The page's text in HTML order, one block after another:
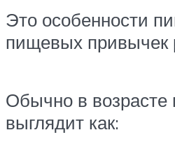
Это особенности
пищевых привычек
Обычно в возрасте
выглядит как: